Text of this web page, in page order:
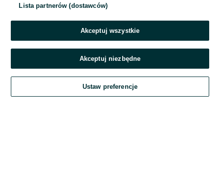
Zaloguj się
Kontynuując za pośrednictwem jednego z dostawców wskazanych powyżej,
OLX.pl w jego aktualnym brzmieniu.
Lista partnerów (dostawców)
Akceptuj wszystkie
Akceptuj niezbędne
Ustaw preferencje